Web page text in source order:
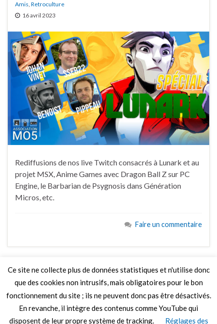
Amis, Retroculture
16 avril 2023
Rediffusions de nos live Twitch consacrés à Lunark et au
projet MSX, Anime Games avec Dragon Ball Z sur PC
Engine, le Barbarian de Psygnosis dans Génération
Micros, etc.
Faire un commentaire
LIRE PLUS
Ce site ne collecte plus de données statistiques et n'utilise donc
que des cookies non intrusifs, mais obligatoires pour le bon
fonctionnement du site ; ils ne peuvent donc pas être désactivés.
En revanche, il intègre des contenus comme YouTube qui
disposent de leur propre système de tracking.
Réglages des